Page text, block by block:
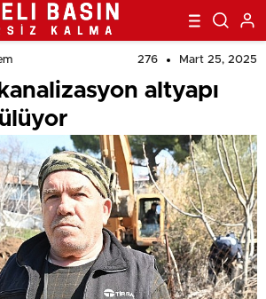
276 Mart 25, 2025
kanalizasyon altyapı